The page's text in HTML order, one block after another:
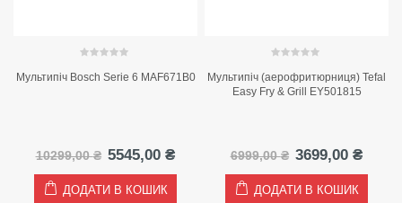
₴.
Мультипіч Bosch Serie 6 MAF671B0
10299,00₴ Оригінальна
ціна:
10299,00 ₴.
5545,00₴Поточна
5545,00 ₴.
ДОДАТИ В КОШИК
Мультипіч (аерофритюрниця) Tefal
Easy Fry & Grill EY501815
6999,00₴ Оригінальна
ціна:
6999,00 ₴.
3699,00₴
ДОДАТИ В КОШИК